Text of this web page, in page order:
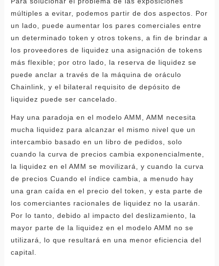
múltiples a evitar, podemos partir de dos aspectos. Por
un lado, puede aumentar los pares comerciales entre
un determinado token y otros tokens, a fin de brindar a
los proveedores de liquidez una asignación de tokens
más flexible; por otro lado, la reserva de liquidez se
puede anclar a través de la máquina de oráculo
Chainlink, y el bilateral requisito de depósito de
liquidez puede ser cancelado.
Hay una paradoja en el modelo AMM, AMM necesita
mucha liquidez para alcanzar el mismo nivel que un
intercambio basado en un libro de pedidos, solo
cuando la curva de precios cambia exponencialmente,
la liquidez en el AMM se movilizará, y cuando la curva
de precios Cuando el índice cambia, a menudo hay
una gran caída en el precio del token, y esta parte de
los comerciantes racionales de liquidez no la usarán.
Por lo tanto, debido al impacto del deslizamiento, la
mayor parte de la liquidez en el modelo AMM no se
utilizará, lo que resultará en una menor eficiencia del
capital.